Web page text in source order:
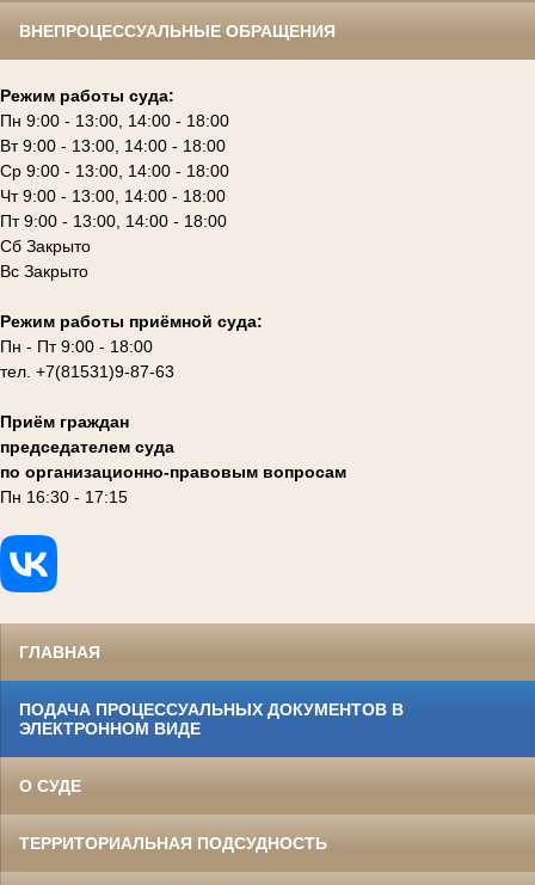
ВНЕПРОЦЕССУАЛЬНЫЕ ОБРАЩЕНИЯ
Режим работы суда:
Пн 9:00 - 13:00, 14:00 - 18:00
Вт 9:00 - 13:00, 14:00 - 18:00
Ср 9:00 - 13:00, 14:00 - 18:00
Чт 9:00 - 13:00, 14:00 - 18:00
Пт 9:00 - 13:00, 14:00 - 18:00
Сб Закрыто
Вс Закрыто
Режим работы приёмной суда:
Пн - Пт 9:00 - 18:00
тел. +7(81531)9-87-63
Приём граждан
председателем суда
по организационно-правовым вопросам
Пн 16:30 - 17:15
ГЛАВНАЯ
ПОДАЧА ПРОЦЕССУАЛЬНЫХ ДОКУМЕНТОВ В
ЭЛЕКТРОННОМ ВИДЕ
О СУДЕ
ТЕРРИТОРИАЛЬНАЯ ПОДСУДНОСТЬ